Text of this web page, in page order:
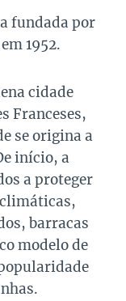
fundada por
em 1952.
cidade
Franceses,
se origina a
início, a
a proteger
barracas
modelo de